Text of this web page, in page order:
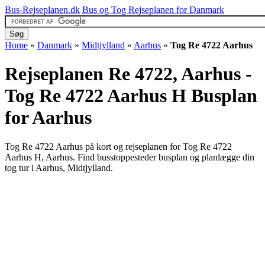
Bus-Rejseplanen.dk Bus og Tog Rejseplanen for Danmark
Home » Danmark » Midtjylland » Aarhus » Tog Re 4722 Aarhus
Rejseplanen Re 4722, Aarhus -
Tog Re 4722 Aarhus H Busplan
for Aarhus
Tog Re 4722 Aarhus på kort og rejseplanen for Tog Re 4722
Aarhus H, Aarhus. Find busstoppesteder busplan og planlægge din
tog tur i Aarhus, Midtjylland.